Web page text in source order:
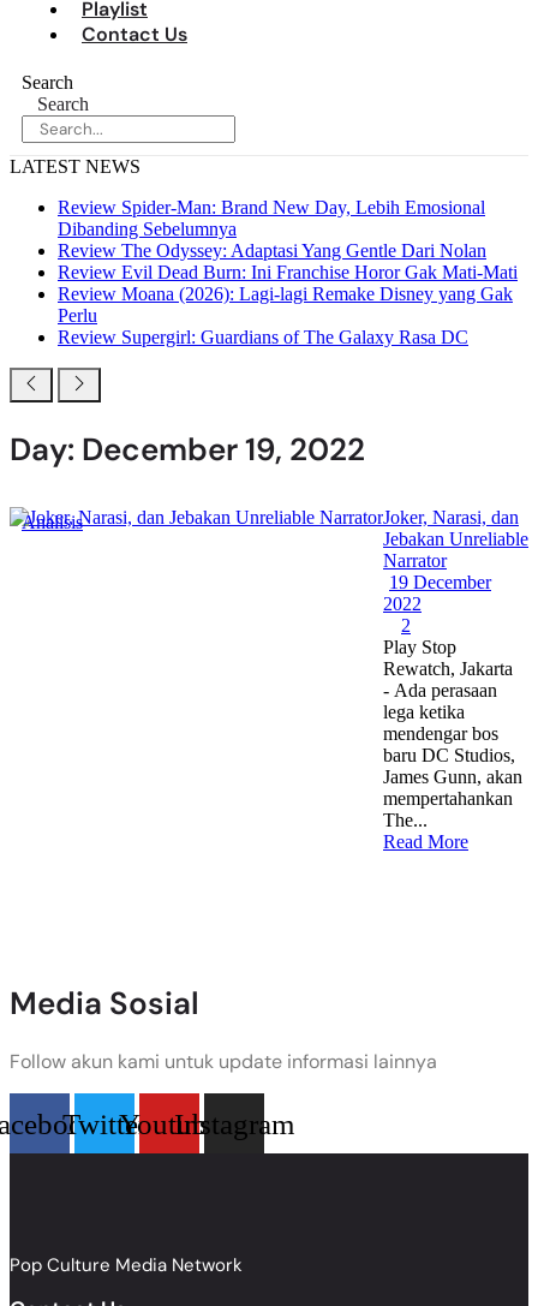
Playlist
Contact Us
Search
Search
LATEST NEWS
Review Spider-Man: Brand New Day, Lebih Emosional
Dibanding Sebelumnya
Review The Odyssey: Adaptasi Yang Gentle Dari Nolan
Review Evil Dead Burn: Ini Franchise Horor Gak Mati-Mati
Review Moana (2026): Lagi-lagi Remake Disney yang Gak
Perlu
Review Supergirl: Guardians of The Galaxy Rasa DC
Day: December 19, 2022
Analisis
Joker, Narasi, dan
Jebakan Unreliable
Narrator
19 December
2022
2
Play Stop
Rewatch, Jakarta
- Ada perasaan
lega ketika
mendengar bos
baru DC Studios,
James Gunn, akan
mempertahankan
The...
Read More
Media Sosial
Follow akun kami untuk update informasi lainnya
TwitterYoutubeInstagram
Pop Culture Media Network